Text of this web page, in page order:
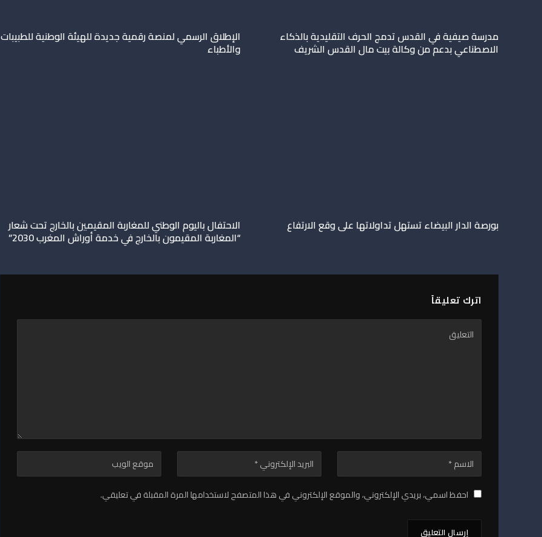
مدرسة صيفية في القدس تدمج الحرف التقليدية بالذكاء
الاصطناعي بدعم من وكالة بيت مال القدس الشريف
الإطلاق الرسمي لمنصة رقمية جديدة للهيئة الوطنية للطبيبات
والأطباء
بورصة الدار البيضاء تستهل تداولاتها على وقع الارتفاع الاحتفال باليوم الوطني للمغاربة المقيمين بالخارج تحت شعار
“المغاربة المقيمون بالخارج في خدمة أوراش المغرب 2030”
اترك تعليقاً
احفظ اسمي، بريدي الإلكتروني، والموقع الإلكتروني في هذا المتصفح لاستخدامها المرة المقبلة في تعليقي.